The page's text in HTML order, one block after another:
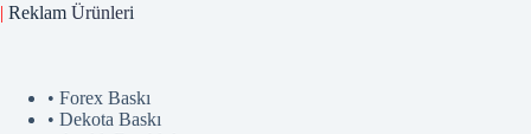
| Reklam Ürünleri
• Forex Baskı
• Dekota Baskı